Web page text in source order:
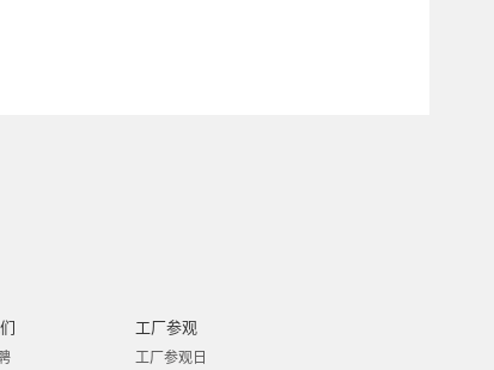
工厂参观
工厂参观日